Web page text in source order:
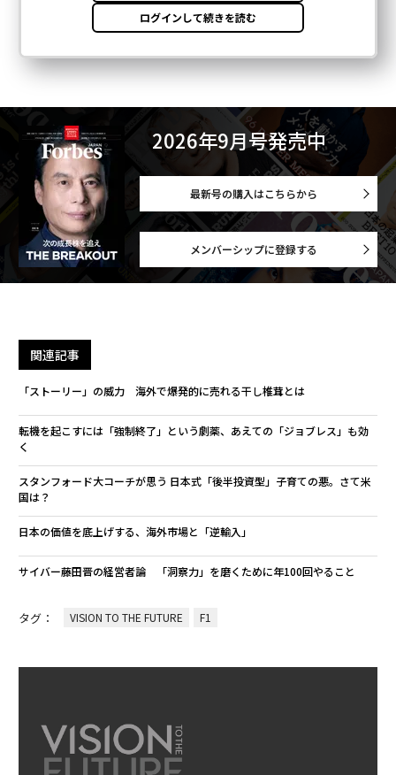
2026年9月号発売中
最新号の購入はこちらから
メンバーシップに登録する
関連記事
「ストーリー」の威力 海外で爆発的に売れる干し椎茸とは
転機を起こすには「強制終了」という劇薬、あえての「ジョブレス」も効
く
スタンフォード大コーチが思う 日本式「後半投資型」子育ての悪。さて米
国は？
日本の価値を底上げする、海外市場と「逆輸入」
サイバー藤田晋の経営者論 「洞察力」を磨くために年100回やること
タグ： VISION TO THE FUTURE F1